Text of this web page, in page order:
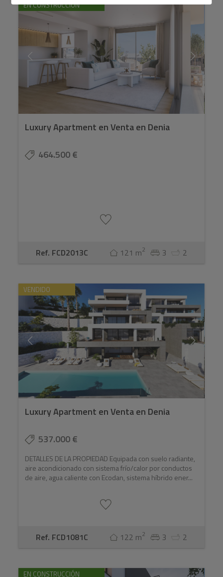
EN CONSTRUCCIÓN
Luxury Apartment en Venta en Denia
464.500 €
Ref. FCD2013C 121 m2 3 2
VENDIDO
Luxury Apartment en Venta en Denia
537.000 €
DETALLES DE LA PROPIEDAD Equipada con suelo radiante,
aire acondicionado con sistema frío/calor por conductos
de aire, agua caliente con Ecodan, sistema híbrido ener...
Ref. FCD1081C 122 m2 3 2
EN CONSTRUCCIÓN